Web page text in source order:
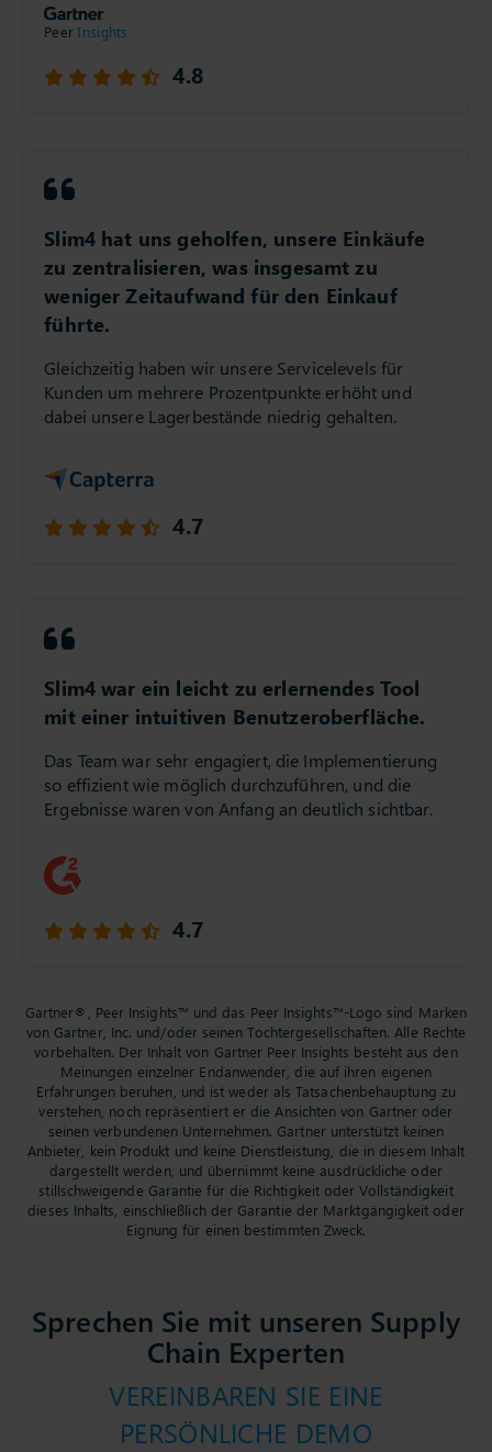
4.8
Slim4 hat uns geholfen, unsere Einkäufe
zu zentralisieren, was insgesamt zu
weniger Zeitaufwand für den Einkauf
führte.
Gleichzeitig haben wir unsere Servicelevels für
Kunden um mehrere Prozentpunkte erhöht und
dabei unsere Lagerbestände niedrig gehalten.
4.7
Slim4 war ein leicht zu erlernendes Tool
mit einer intuitiven Benutzeroberfläche.
Das Team war sehr engagiert, die Implementierung
so effizient wie möglich durchzuführen, und die
Ergebnisse waren von Anfang an deutlich sichtbar.
4.7
Gartner®, Peer Insights™ und das Peer Insights™-Logo sind Marken
von Gartner, Inc. und/oder seinen Tochtergesellschaften. Alle Rechte
vorbehalten. Der Inhalt von Gartner Peer Insights besteht aus den
Meinungen einzelner Endanwender, die auf ihren eigenen
Erfahrungen beruhen, und ist weder als Tatsachenbehauptung zu
verstehen, noch repräsentiert er die Ansichten von Gartner oder
seinen verbundenen Unternehmen. Gartner unterstützt keinen
Anbieter, kein Produkt und keine Dienstleistung, die in diesem Inhalt
dargestellt werden, und übernimmt keine ausdrückliche oder
stillschweigende Garantie für die Richtigkeit oder Vollständigkeit
dieses Inhalts, einschließlich der Garantie der Marktgängigkeit oder
Eignung für einen bestimmten Zweck.
Sprechen Sie mit unseren Supply
Chain Experten
VEREINBAREN SIE EINE
PERSÖNLICHE DEMO